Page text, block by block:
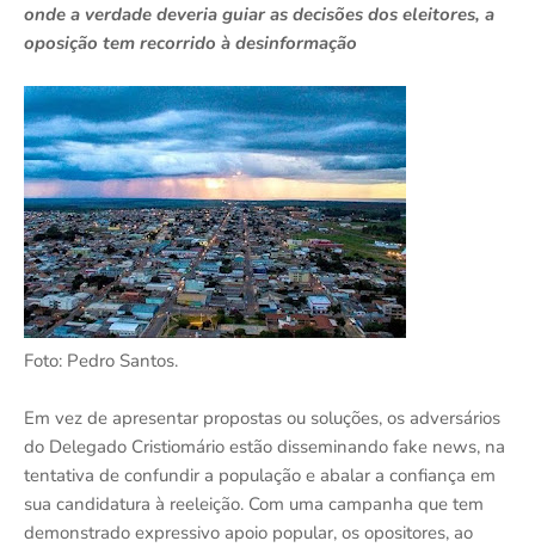
onde a verdade deveria guiar as decisões dos eleitores, a
oposição tem recorrido à desinformação
Foto: Pedro Santos.
Em vez de apresentar propostas ou soluções, os adversários
do Delegado Cristiomário estão disseminando fake news, na
tentativa de confundir a população e abalar a confiança em
sua candidatura à reeleição. Com uma campanha que tem
demonstrado expressivo apoio popular, os opositores, ao